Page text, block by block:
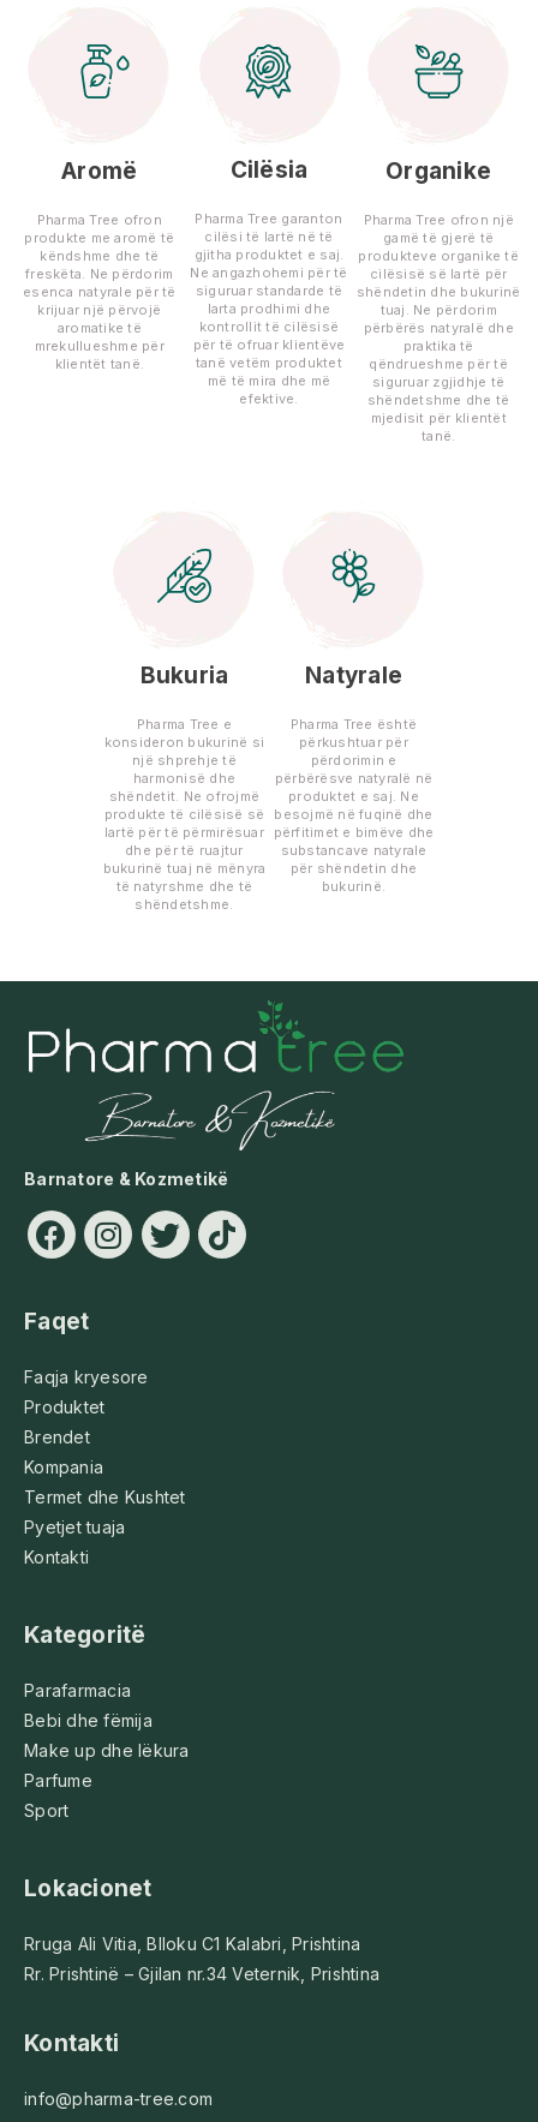
Aromë
Pharma Tree ofron
produkte me aromë të
këndshme dhe të
freskëta. Ne përdorim
esenca natyrale për të
krijuar një përvojë
aromatike të
mrekullueshme për
klientët tanë.
Cilësia
Pharma Tree garanton
cilësi të lartë në të
gjitha produktet e saj.
Ne angazhohemi për të
siguruar standarde të
larta prodhimi dhe
kontrollit të cilësisë
për të ofruar klientëve
tanë vetëm produktet
më të mira dhe më
efektive.
Organike
Pharma Tree ofron një
gamë të gjerë të
produkteve organike të
cilësisë së lartë për
shëndetin dhe bukurinë
tuaj. Ne përdorim
përbërës natyralë dhe
praktika të
qëndrueshme për të
siguruar zgjidhje të
shëndetshme dhe të
mjedisit për klientët
tanë.
Bukuria
Pharma Tree e
konsideron bukurinë si
një shprehje të
harmonisë dhe
shëndetit. Ne ofrojmë
produkte të cilësisë së
lartë për të përmirësuar
dhe për të ruajtur
bukurinë tuaj në mënyra
të natyrshme dhe të
shëndetshme.
Natyrale
Pharma Tree është
përkushtuar për
përdorimin e
përbërësve natyralë në
produktet e saj. Ne
besojmë në fuqinë dhe
përfitimet e bimëve dhe
substancave natyrale
për shëndetin dhe
bukurinë.
Barnatore & Kozmetikë
Faqet
Faqja kryesore
Produktet
Brendet
Kompania
Termet dhe Kushtet
Pyetjet tuaja
Kontakti
Kategoritë
Parafarmacia
Bebi dhe fëmija
Make up dhe lëkura
Parfume
Sport
Lokacionet
Rruga Ali Vitia, Blloku C1 Kalabri, Prishtina
Rr. Prishtinë – Gjilan nr.34 Veternik, Prishtina
Kontakti
info@pharma-tree.com